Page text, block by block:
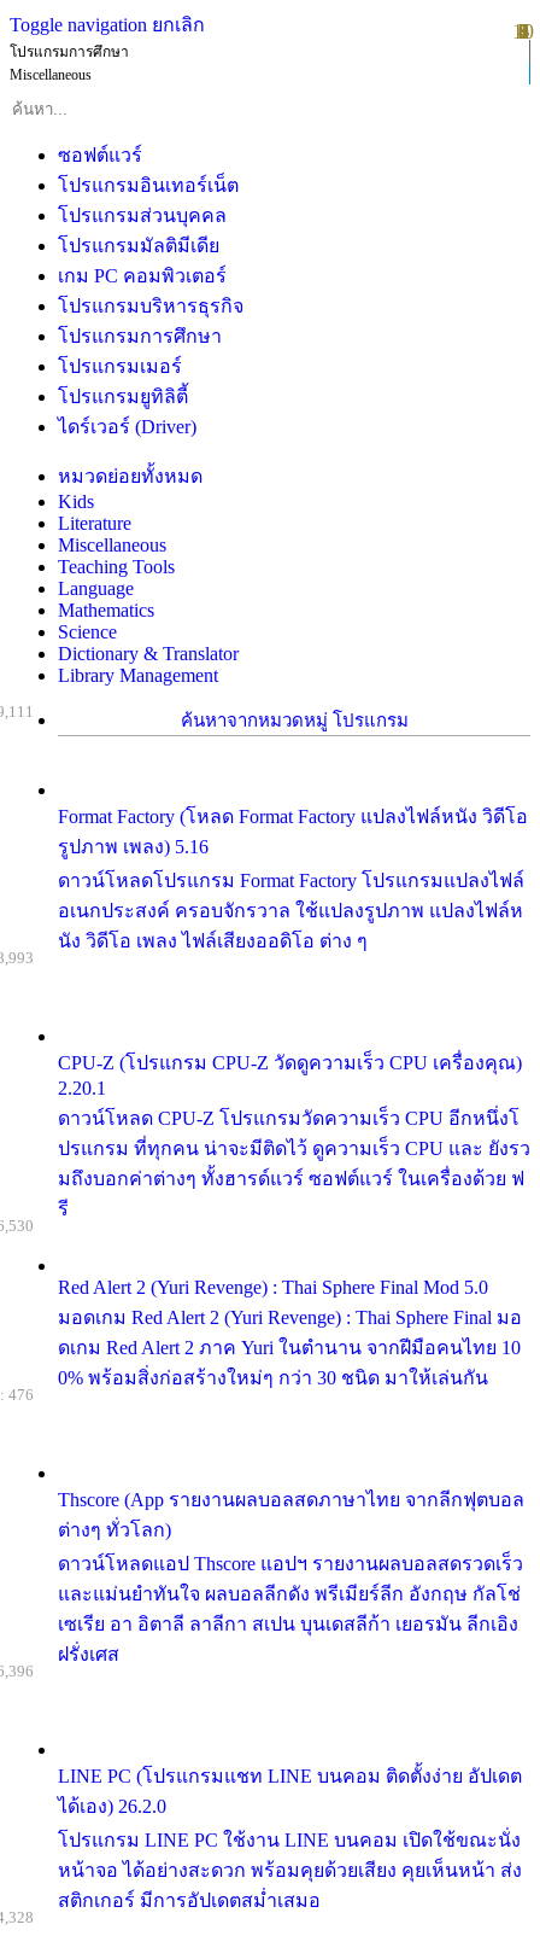
Toggle navigation ยกเลิก
โปรแกรมการศึกษา
Miscellaneous
ซอฟต์แวร์
โปรแกรมอินเทอร์เน็ต
โปรแกรมส่วนบุคคล
โปรแกรมมัลติมีเดีย
เกม PC คอมพิวเตอร์
โปรแกรมบริหารธุรกิจ
โปรแกรมการศึกษา
โปรแกรมเมอร์
โปรแกรมยูทิลิตี้
ไดร์เวอร์ (Driver)
หมวดย่อยทั้งหมด
Kids
Literature
Miscellaneous
Teaching Tools
Language
Mathematics
Science
Dictionary & Translator
Library Management
ค้นหาจากหมวดหมู่ โปรแกรม
Format Factory (โหลด Format Factory แปลงไฟล์หนัง วิดีโอ
รูปภาพ เพลง) 5.16
ดาวน์โหลดโปรแกรม Format Factory โปรแกรมแปลงไฟล์
อเนกประสงค์ ครอบจักรวาล ใช้แปลงรูปภาพ แปลงไฟล์ห
นัง วิดีโอ เพลง ไฟล์เสียงออดิโอ ต่าง ๆ
CPU-Z (โปรแกรม CPU-Z วัดดูความเร็ว CPU เครื่องคุณ)
2.20.1
ดาวน์โหลด CPU-Z โปรแกรมวัดความเร็ว CPU อีกหนึ่งโ
ปรแกรม ที่ทุกคน น่าจะมีติดไว้ ดูความเร็ว CPU และ ยังรว
มถึงบอกค่าต่างๆ ทั้งฮารด์แวร์ ซอฟต์แวร์ ในเครื่องด้วย ฟ
รี
Red Alert 2 (Yuri Revenge) : Thai Sphere Final Mod 5.0
มอดเกม Red Alert 2 (Yuri Revenge) : Thai Sphere Final มอ
ดเกม Red Alert 2 ภาค Yuri ในตำนาน จากฝีมือคนไทย 10
0% พร้อมสิ่งก่อสร้างใหม่ๆ กว่า 30 ชนิด มาให้เล่นกัน
Thscore (App รายงานผลบอลสดภาษาไทย จากลีกฟุตบอล
ต่างๆ ทั่วโลก)
ดาวน์โหลดแอป Thscore แอปฯ รายงานผลบอลสดรวดเร็ว
และแม่นยำทันใจ ผลบอลลีกดัง พรีเมียร์ลีก อังกฤษ กัลโช่
เซเรีย อา อิตาลี ลาลีกา สเปน บุนเดสลีก้า เยอรมัน ลีกเอิง
ฝรั่งเศส
476
LINE PC (โปรแกรมแชท LINE บนคอม ติดตั้งง่าย อัปเดต
ได้เอง) 26.2.0
โปรแกรม LINE PC ใช้งาน LINE บนคอม เปิดใช้ขณะนั่ง
หน้าจอ ได้อย่างสะดวก พร้อมคุยด้วยเสียง คุยเห็นหน้า ส่ง
สติกเกอร์ มีการอัปเดตสม่ำเสมอ
1
2
3
4
5
6
7
8
9
10